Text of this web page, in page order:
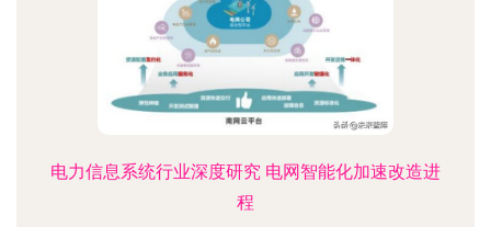
电力信息系统行业深度研究 电网智能化加速改造进
程